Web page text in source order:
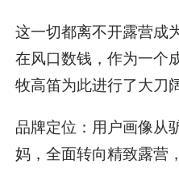
这一切都离不开露营成
在风口数钱，作为一个
牧高笛为此进行了大刀
品牌定位：用户画像从
妈，全面转向精致露营